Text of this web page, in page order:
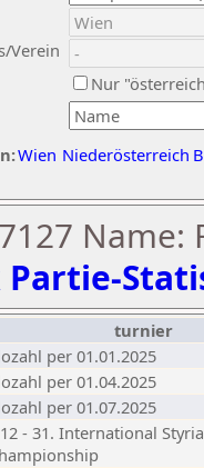
Verein
Nur
Wien Niederösterreich
Name:
Partie-
turnier
per 01.01.2025
per 01.04.2025
per 01.07.2025
- 31. International